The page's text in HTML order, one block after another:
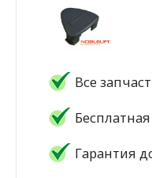
Все
Гарантия